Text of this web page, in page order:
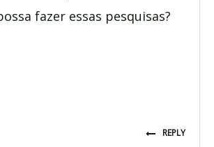
fazer essas pesquisas?
REPLY